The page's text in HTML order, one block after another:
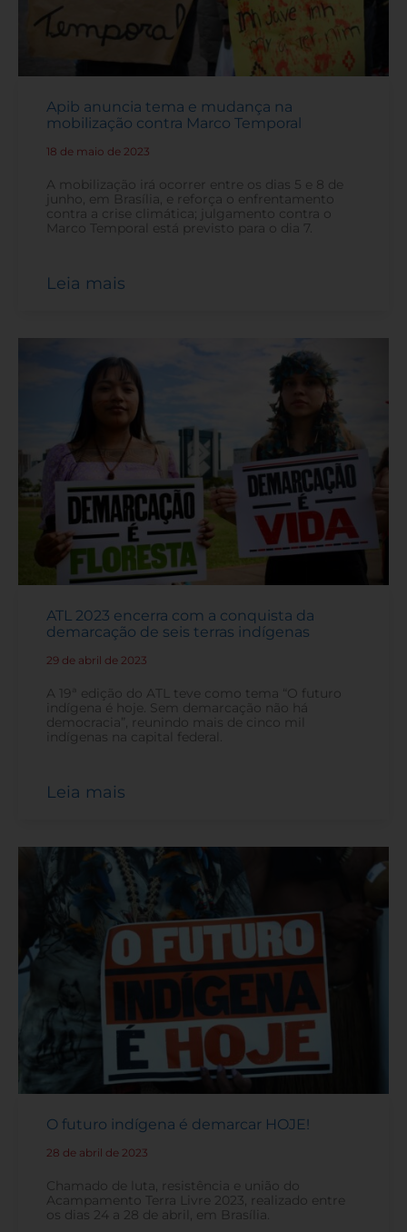
Apib anuncia tema e mudança na
mobilização contra Marco Temporal
18 de maio de 2023
A mobilização irá ocorrer entre os dias 5 e 8 de
junho, em Brasília, e reforça o enfrentamento
contra a crise climática; julgamento contra o
Marco Temporal está previsto para o dia 7.
Leia mais
ATL 2023 encerra com a conquista da
demarcação de seis terras indígenas
29 de abril de 2023
A 19ª edição do ATL teve como tema “O futuro
indígena é hoje. Sem demarcação não há
democracia”, reunindo mais de cinco mil
indígenas na capital federal.
Leia mais
O futuro indígena é demarcar HOJE!
28 de abril de 2023
Chamado de luta, resistência e união do
Acampamento Terra Livre 2023, realizado entre
os dias 24 a 28 de abril, em Brasília.